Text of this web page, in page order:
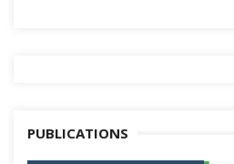
PUBLICATIONS